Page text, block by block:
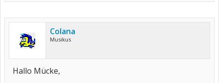
Colana
Musikus
Hallo Mücke,